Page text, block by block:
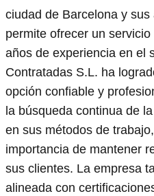
ciudad de Barcelona y
permite ofrecer un
años de experiencia en el
Contratadas S.L. ha
opción confiable y
la búsqueda continua de
en sus métodos de
importancia de mantener
sus clientes. La empresa
alineada con